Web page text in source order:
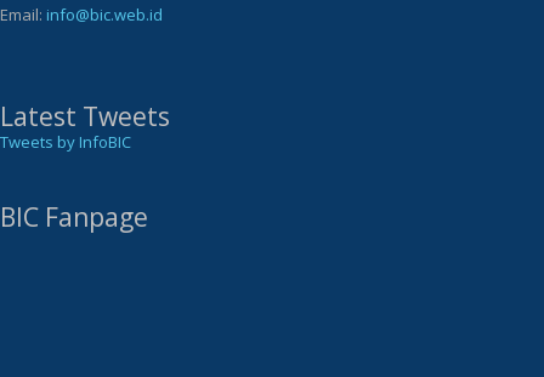
Email: info@bic.web.id
Latest Tweets
Tweets by InfoBIC
BIC Fanpage